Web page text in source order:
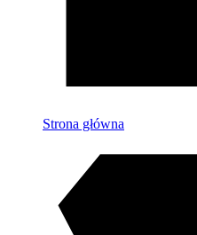
Strona główna